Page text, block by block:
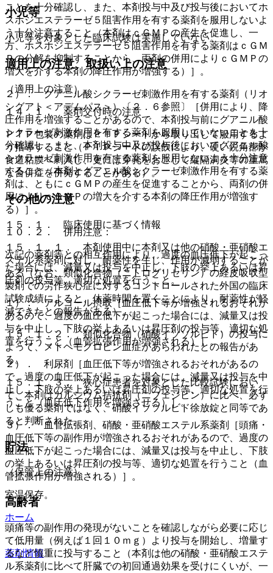
小児等
小児等を対象とした臨床試験は実施していない。
適用上の注意、取扱い上の注意
（適用上の注意）
１４．１． 薬剤交付時の注意
ＰＴＰ包装の薬剤はＰＴＰシートから取り出して服用するよ
う指導すること（ＰＴＰシートの誤飲により、硬い鋭角部が
食道粘膜へ刺入し、更には穿孔をおこして縦隔洞炎等の重篤
な合併症を併発することがある）。
その他の注意
１５．１． 臨床使用に基づく情報
１５．１．１． 本剤使用中に本剤又は他の硝酸・亜硝酸エ
ステル系薬剤に対し、耐薬性を生じ、作用が減弱することが
ある（なお、類似化合物（ニトログリセリン）の経皮吸収型
製剤での労作狭心症に対するコントロールされた外国の臨床
試験成績によると、休薬時間を置くことにより、耐薬性が軽
減できたとの報告がある）。
１５．１．２． 類似化合物（硝酸イソソルビド）の投与に
よって、メトヘモグロビン血症があらわれたとの報告があ
る。
１５．１．３． 狭心症患者を対象とした比較試験におい
て、本剤はカルシウム拮抗剤（ニフェジピン）に比べ、必ず
しも優る薬剤ではなく、硝酸イソソルビド徐放錠と同等であ
ると判断された。
貯法
（保管上の注意）
室温保存。
ホーム
薬剤情報
ことを十分確認し、また、本剤投与中及び投与後においてホ
スホジエステラーゼ５阻害作用を有する薬剤を服用しないよ
う十分注意すること（本剤はｃＧＭＰの産生を促進し、一
方、ホスホジエステラーゼ５阻害作用を有する薬剤はｃＧＭ
Ｐの分解を抑制することから、両剤の併用によりｃＧＭＰの
増大を介する本剤の降圧作用が増強する）］。
２）． グアニル酸シクラーゼ刺激作用を有する薬剤（リオ
シグアト＜アデムパス＞）〔２．６参照〕［併用により、降
圧作用を増強することがあるので、本剤投与前にグアニル酸
シクラーゼ刺激作用を有する薬剤を服用していないことを十
分確認し、また、本剤投与中及び投与後においてグアニル酸
シクラーゼ刺激作用を有する薬剤を服用しないよう十分注意
すること（本剤とグアニル酸シクラーゼ刺激作用を有する薬
剤は、ともにｃＧＭＰの産生を促進することから、両剤の併
用によりｃＧＭＰの増大を介する本剤の降圧作用が増強す
る）］。
１０．２． 併用注意：
次記の薬剤等との相互作用により、過度の血圧低下が起こっ
た場合には、減量又は投与を中止し、下肢の挙上あるいは昇
圧剤の投与等、適切な処置を行うこと。
１）． アルコール摂取［血圧低下等が増強されるおそれが
あるので、過度の血圧低下が起こった場合には、減量又は投
与を中止し、下肢の挙上あるいは昇圧剤の投与等、適切な処
置を行うこと（血管拡張作用が増強される）］。
２）． 利尿剤［血圧低下等が増強されるおそれがあるの
で、過度の血圧低下が起こった場合には、減量又は投与を中
止し、下肢の挙上あるいは昇圧剤の投与等、適切な処置を行
うこと（血圧低下作用を増強させる）］。
３）． 血管拡張剤、硝酸・亜硝酸エステル系薬剤［頭痛・
血圧低下等の副作用が増強されるおそれがあるので、過度の
血圧低下が起こった場合には、減量又は投与を中止し、下肢
の挙上あるいは昇圧剤の投与等、適切な処置を行うこと（血
管拡張作用が増強される）］。
高齢者
頭痛等の副作用の発現がないことを確認しながら必要に応じ
て低用量（例えば１回１０ｍｇ）より投与を開始し、増量す
るなど慎重に投与すること（本剤は他の硝酸・亜硝酸エステ
ル系薬剤に比べて肝臓での初回通過効果を受けにくいが、一